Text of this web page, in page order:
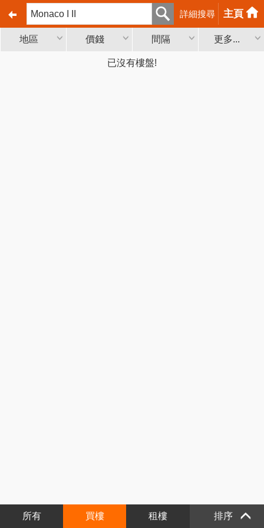
詳細搜尋 主頁
地區 價錢 間隔 更多...
已沒有樓盤!
所有 買樓 租樓 排序